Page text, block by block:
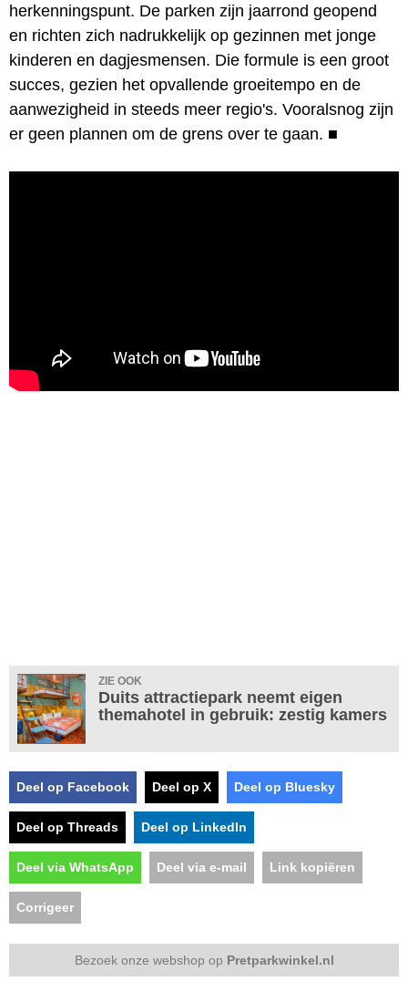
herkenningspunt. De parken zijn jaarrond geopend
en richten zich nadrukkelijk op gezinnen met jonge
kinderen en dagjesmensen. Die formule is een groot
succes, gezien het opvallende groeitempo en de
aanwezigheid in steeds meer regio's. Vooralsnog zijn
er geen plannen om de grens over te gaan. ■
ZIE OOK
Duits attractiepark neemt eigen
themahotel in gebruik: zestig kamers
Deel op Facebook Deel op X Deel op Bluesky
Deel op Threads Deel op LinkedIn
Deel via WhatsApp Deel via e-mail Link kopiëren
Corrigeer
Bezoek onze webshop op Pretparkwinkel.nl